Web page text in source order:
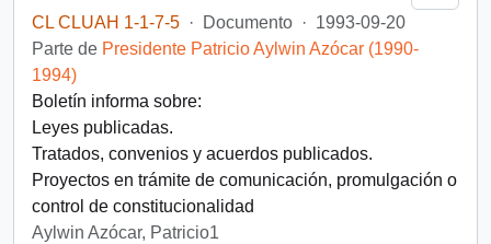
CL CLUAH 1-1-7-5 · Documento · 1993-09-20
Parte de Presidente Patricio Aylwin Azócar (1990-
1994)
Boletín informa sobre:
Leyes publicadas.
Tratados, convenios y acuerdos publicados.
Proyectos en trámite de comunicación, promulgación o
control de constitucionalidad
Aylwin Azócar, Patricio1